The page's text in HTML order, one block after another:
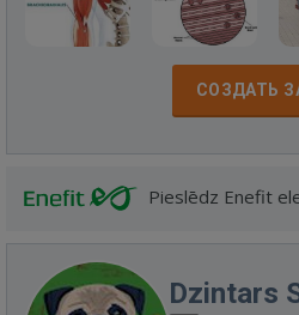
СОЗДАТЬ
Pieslēdz Enefit
Dzintars